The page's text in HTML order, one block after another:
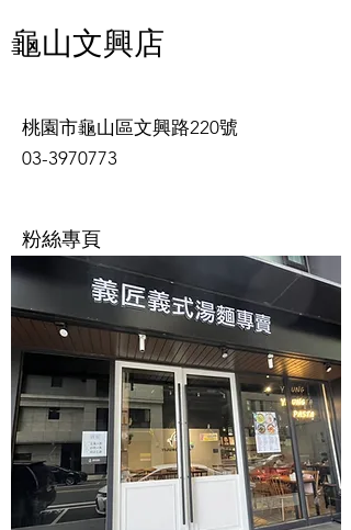
龜山文興店
桃園市龜山區文興路220號
03-3970773
粉絲專頁